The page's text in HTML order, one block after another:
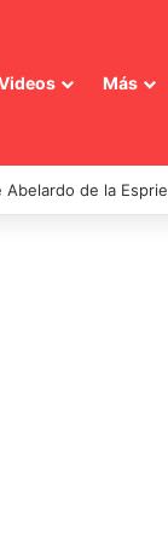
Más
de la